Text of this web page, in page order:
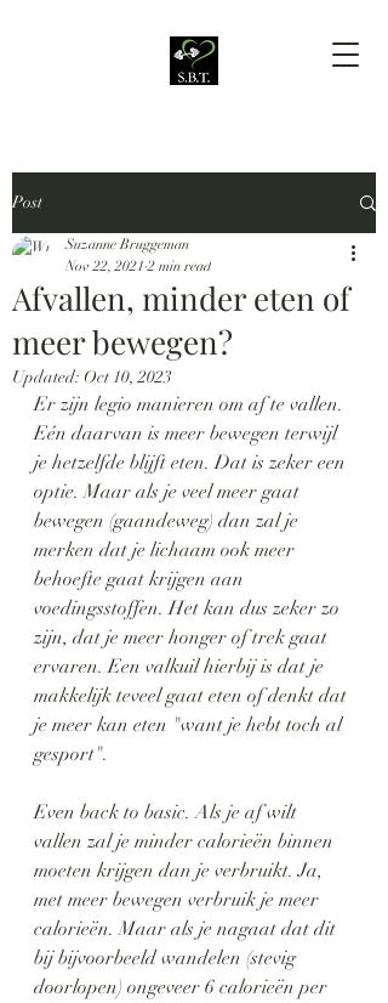
Post
Afvallen, minder eten of
meer bewegen?
Suzanne Bruggeman
Nov 22, 2021 2 min read
Updated: Oct 10, 2023
Er zijn legio manieren om af te vallen.
Eén daarvan is meer bewegen terwijl
je hetzelfde blijft eten. Dat is zeker een
optie. Maar als je veel meer gaat
bewegen (gaandeweg) dan zal je
merken dat je lichaam ook meer
behoefte gaat krijgen aan
voedingsstoffen. Het kan dus zeker zo
zijn, dat je meer honger of trek gaat
ervaren. Een valkuil hierbij is dat je
makkelijk teveel gaat eten of denkt dat
je meer kan eten "want je hebt toch al
gesport".
Even back to basic. Als je af wilt
vallen zal je minder calorieën binnen
moeten krijgen dan je verbruikt. Ja,
met meer bewegen verbruik je meer
calorieën. Maar als je nagaat dat dit
bij bijvoorbeeld wandelen (stevig
doorlopen) ongeveer 6 calorieën per